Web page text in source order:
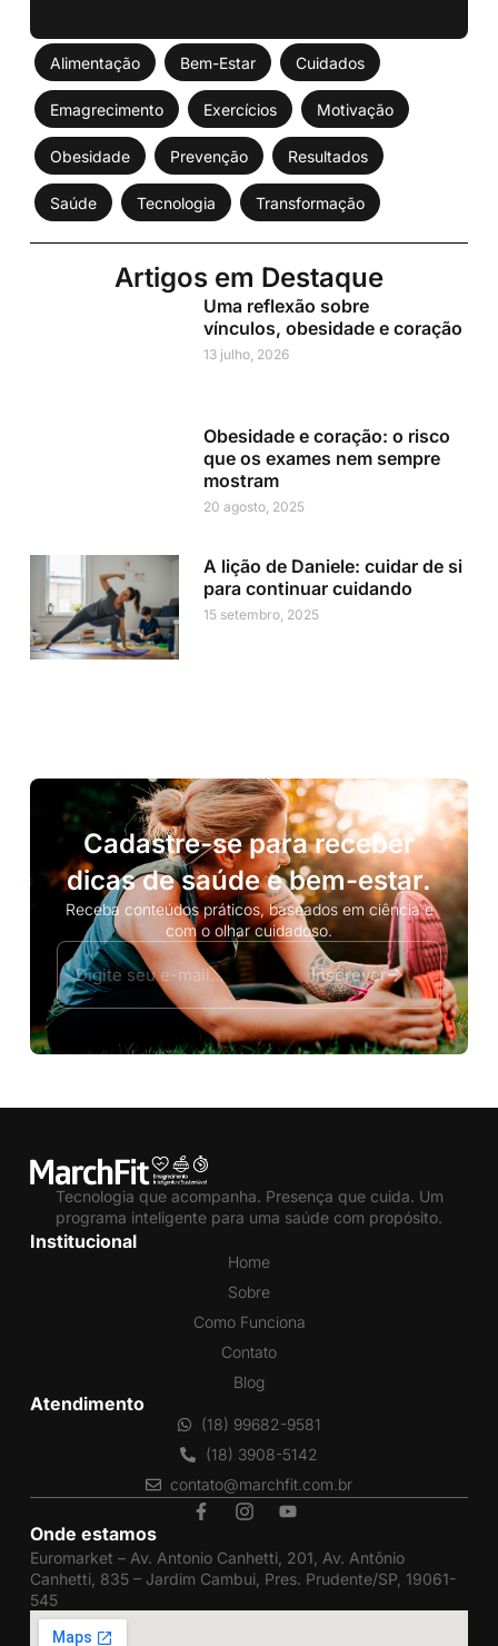
Alimentação Bem-Estar Cuidados
Emagrecimento Exercícios Motivação
Obesidade Prevenção Resultados
Saúde Tecnologia Transformação
Artigos em Destaque
Uma reflexão sobre
vínculos, obesidade e coração
13 julho, 2026
Obesidade e coração: o risco
que os exames nem sempre
mostram
20 agosto, 2025
A lição de Daniele: cuidar de si
para continuar cuidando
15 setembro, 2025
Cadastre-se para receber
dicas de saúde e bem-estar.
Receba conteúdos práticos, baseados em ciência e
com o olhar cuidadoso.
Inscrever
Tecnologia que acompanha. Presença que cuida. Um
programa inteligente para uma saúde com propósito.
Institucional
Home
Sobre
Como Funciona
Contato
Blog
Atendimento
(18) 99682-9581
(18) 3908-5142
contato@marchfit.com.br
Onde estamos
Euromarket – Av. Antonio Canhetti, 201, Av. Antônio
Canhetti, 835 – Jardim Cambui, Pres. Prudente/SP, 19061-
545